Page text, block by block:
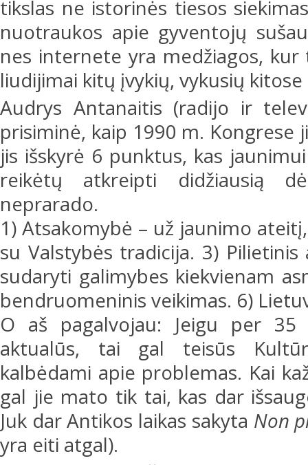
tikslas ne istorinės tiesos
nuotraukos apie gyventojų
nes internete yra medžiagos,
liudijimai kitų įvykių, vykusių
Audrys Antanaitis (radijo ir
prisiminė, kaip 1990 m. Kongrese
jis išskyrė 6 punktus, kas
reikėtų atkreipti didžiausią
neprarado.
1) Atsakomybė – už jaunimo
su Valstybės tradicija. 3) Pilietinis
sudaryti galimybes kiekvienam
bendruomeninis veikimas. 6)
O aš pagalvojau: Jeigu per
aktualūs, tai gal teisūs
kalbėdami apie problemas. Kai
gal jie mato tik tai, kas dar
Juk dar Antikos laikas sakyta Non
yra eiti atgal).